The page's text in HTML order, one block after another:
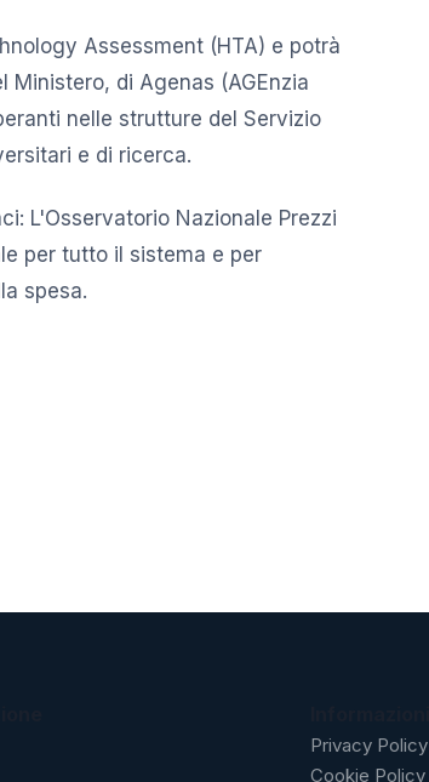
Assessment (HTA) e potrà
Ministero, di Agenas (AGEnzia
nelle strutture del Servizio
e di ricerca.
L'Osservatorio Nazionale Prezzi
per tutto il sistema e per
spesa.
Privacy Policy
Cookie Policy